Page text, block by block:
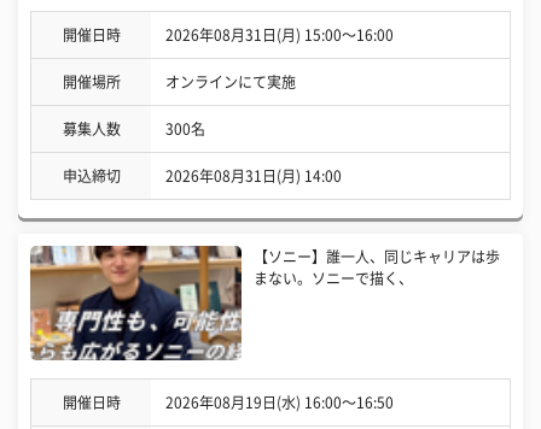
開催日時 2026年08月31日(月) 15:00〜16:00
開催場所 オンラインにて実施
募集人数 300名
申込締切 2026年08月31日(月) 14:00
【ソニー】誰一人、同じキャリアは歩
まない。ソニーで描く、
開催日時 2026年08月19日(水) 16:00〜16:50